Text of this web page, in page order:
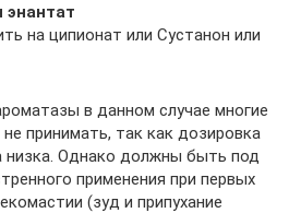
энантат
на ципионат или Сустанон или
в данном случае многие
принимать, так как дозировка
низка. Однако должны быть под
применения при первых
(зуд и припухание